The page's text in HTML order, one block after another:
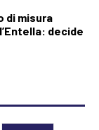
di misura
decide